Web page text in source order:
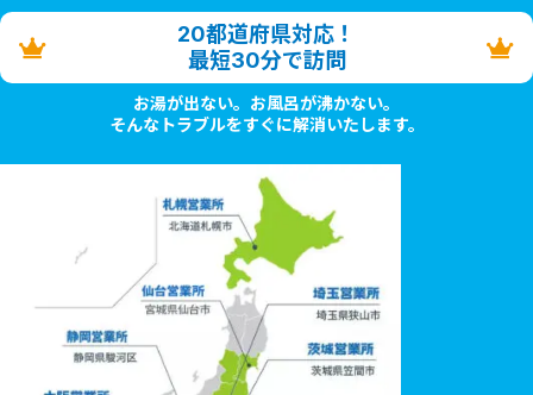
20都道府県対応！
最短30分で訪問
お湯が出ない。お風呂が沸かない。
そんなトラブルをすぐに解消いたします。